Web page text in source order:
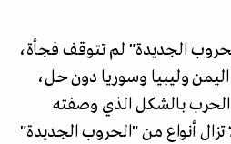
الجديدة" لم تتوقف فجأة،
وليبيا وسوريا دون حل،
بالشكل الذي وصفته
تزال أنواع من "الحروب الجديدة"